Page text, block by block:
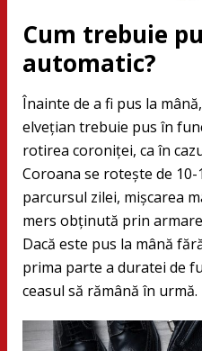
Cum trebuie
automatic?
Înainte de a fi pus la
elvețian trebuie pus în
rotirea coroniței, ca în
Coroana se rotește de
parcursul zilei, mișcarea
mers obținută prin
Dacă este pus la mână
prima parte a duratei de
ceasul să rămână în urmă.